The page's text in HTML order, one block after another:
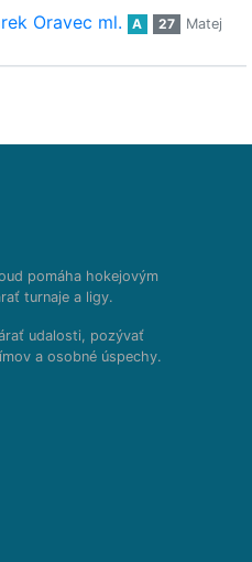
Oravec ml. A 27
Matej
pomáha hokejovým
turnaje a ligy.
udalosti, pozývať
a osobné úspechy.